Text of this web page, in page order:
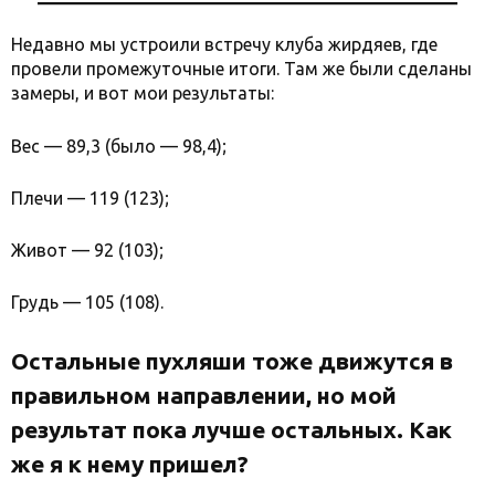
Недавно мы устроили встречу клуба жирдяев, где
провели промежуточные итоги. Там же были сделаны
замеры, и вот мои результаты:
Вес — 89,3 (было — 98,4);
Плечи — 119 (123);
Живот — 92 (103);
Грудь — 105 (108).
Остальные пухляши тоже движутся в
правильном направлении, но мой
результат пока лучше остальных. Как
же я к нему пришел?